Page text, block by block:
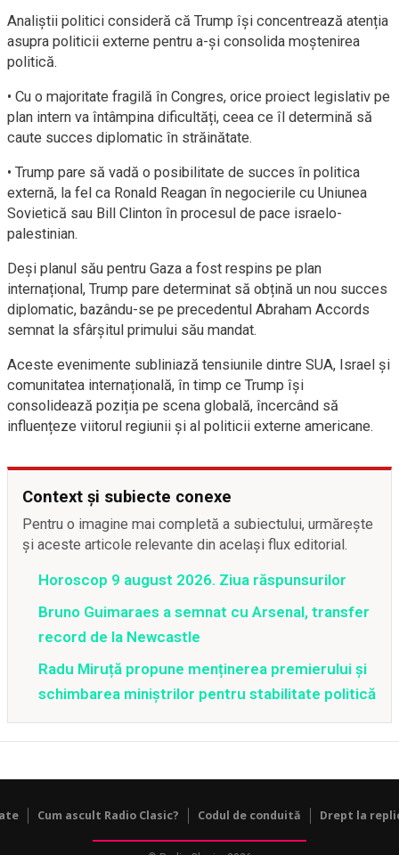
Analiștii politici consideră că Trump își concentrează atenția
asupra politicii externe pentru a-și consolida moștenirea
politică.
• Cu o majoritate fragilă în Congres, orice proiect legislativ pe
plan intern va întâmpina dificultăți, ceea ce îl determină să
caute succes diplomatic în străinătate.
• Trump pare să vadă o posibilitate de succes în politica
externă, la fel ca Ronald Reagan în negocierile cu Uniunea
Sovietică sau Bill Clinton în procesul de pace israelo-
palestinian.
Deși planul său pentru Gaza a fost respins pe plan
internațional, Trump pare determinat să obțină un nou succes
diplomatic, bazându-se pe precedentul Abraham Accords
semnat la sfârșitul primului său mandat.
Aceste evenimente subliniază tensiunile dintre SUA, Israel și
comunitatea internațională, în timp ce Trump își
consolidează poziția pe scena globală, încercând să
influențeze viitorul regiunii și al politicii externe americane.
Context și subiecte conexe
Pentru o imagine mai completă a subiectului, urmărește
și aceste articole relevante din același flux editorial.
Horoscop 9 august 2026. Ziua răspunsurilor
Bruno Guimaraes a semnat cu Arsenal, transfer
record de la Newcastle
Radu Miruță propune menținerea premierului și
schimbarea miniștrilor pentru stabilitate politică
Cum ascult Radio Clasic? Codul de conduită Drept la